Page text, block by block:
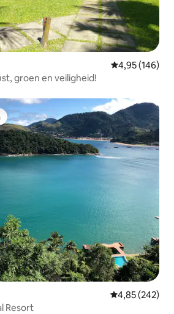
Gemiddelde
4,95 (146)
groen en veiligheid!
Gemiddelde
4,85 (242)
Resort